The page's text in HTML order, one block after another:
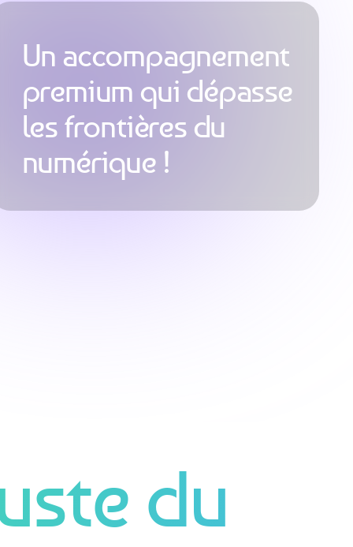
Un accompagnement
premium qui dépasse
les frontières du
numérique !
du